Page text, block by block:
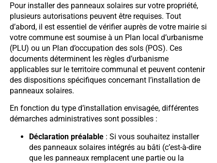
Pour installer des panneaux solaires sur votre propriété,
plusieurs autorisations peuvent être requises. Tout
d’abord, il est essentiel de vérifier auprès de votre mairie si
votre commune est soumise à un Plan local d’urbanisme
(PLU) ou un Plan d’occupation des sols (POS). Ces
documents déterminent les règles d’urbanisme
applicables sur le territoire communal et peuvent contenir
des dispositions spécifiques concernant l’installation de
panneaux solaires.
En fonction du type d’installation envisagée, différentes
démarches administratives sont possibles :
Déclaration préalable : Si vous souhaitez installer
des panneaux solaires intégrés au bâti (c’est-à-dire
que les panneaux remplacent une partie ou la